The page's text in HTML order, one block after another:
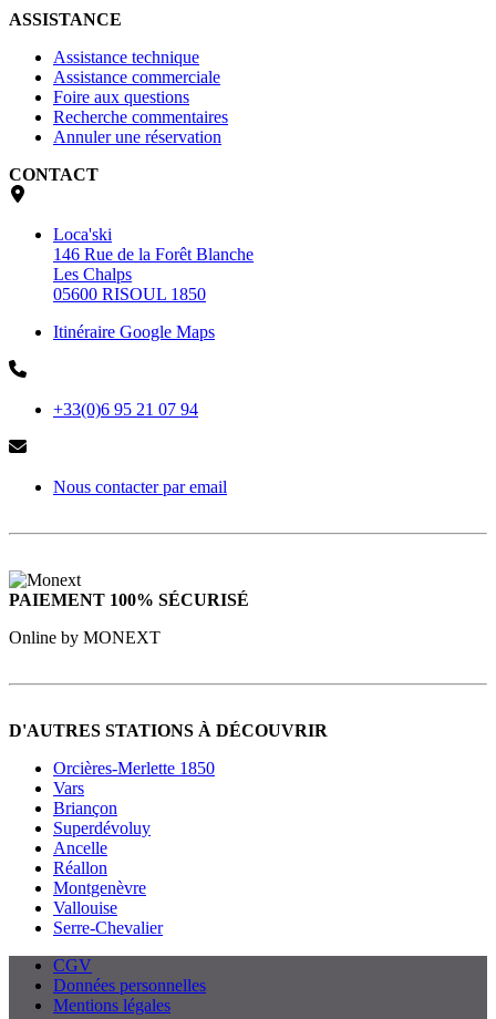
ASSISTANCE
Assistance technique
Assistance commerciale
Foire aux questions
Recherche commentaires
Annuler une réservation
CONTACT
Loca'ski
146 Rue de la Forêt Blanche
Les Chalps
05600 RISOUL 1850
Itinéraire Google Maps
+33(0)6 95 21 07 94
Nous contacter par email
PAIEMENT 100% SÉCURISÉ
Online by MONEXT
D'AUTRES STATIONS À DÉCOUVRIR
Orcières-Merlette 1850
Vars
Briançon
Superdévoluy
Ancelle
Réallon
Montgenèvre
Vallouise
Serre-Chevalier
CGV
Données personnelles
Mentions légales